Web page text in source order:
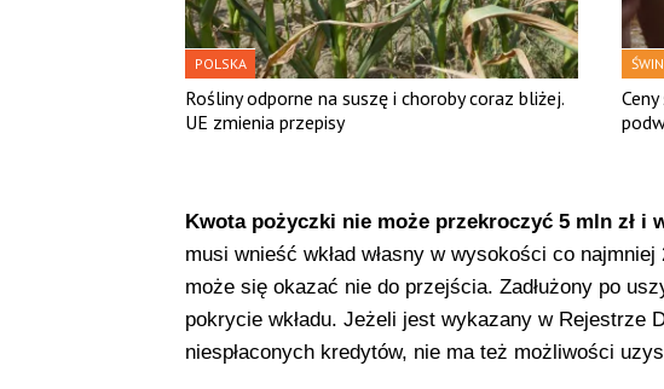
POLSKA
Rośliny odporne na suszę i choroby coraz bliżej.
UE zmienia przepisy
Kwota pożyczki nie może przekroczyć 5 mln zł i
musi wnieść wkład własny w wysokości co
może się okazać nie do przejścia. Zadłużony po
pokrycie wkładu. Jeżeli jest wykazany w Rejestrze
niespłaconych kredytów, nie ma też możliwości